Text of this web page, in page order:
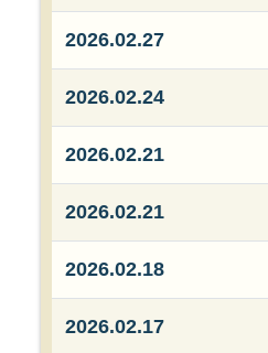
2026.02.27
2026.02.24
2026.02.21
2026.02.21
2026.02.18
2026.02.17